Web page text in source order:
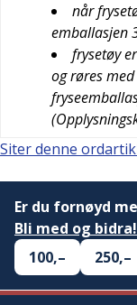
når
emballasjen
frysetøy
og røres
Siter denne
Er du fornøyd
Bli med og bidra!
100,–
250,–